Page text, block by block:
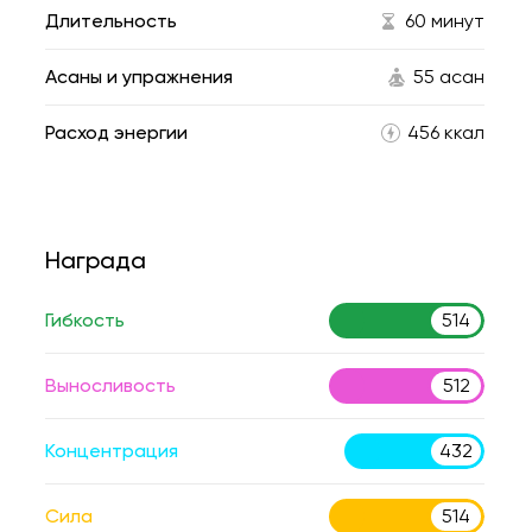
Длительность 60 минут
Асаны и упражнения 55 асан
Расход энергии 456 ккал
Награда
Гибкость 514
Выносливость 512
Концентрация 432
Сила 514